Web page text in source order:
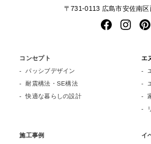
〒731-0113 広島市安佐南
コンセプト
パッシブデザイン
耐震構法・SE構法
快適な暮らしの設計
エ
施工事例
イ